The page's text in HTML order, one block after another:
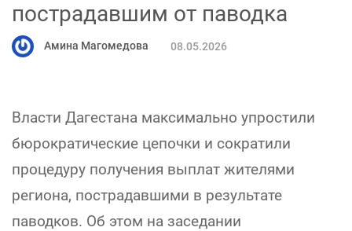
пострадавшим от паводка
Амина Магомедова 08.05.2026
Власти Дагестана максимально упростили
бюрократические цепочки и сократили
процедуру получения выплат жителями
региона, пострадавшими в результате
паводков. Об этом на заседании